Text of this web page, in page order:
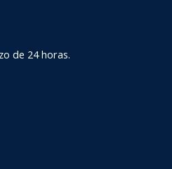
de 24 horas.